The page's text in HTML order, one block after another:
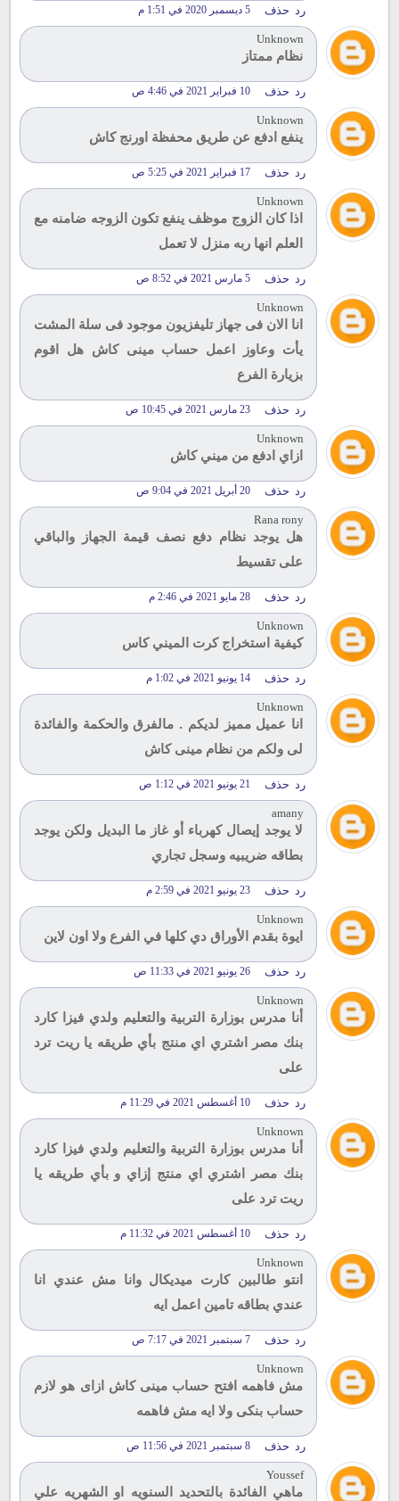
5 ديسمبر 2020 في 1:51 م رد حذف
Unknown
10 فبراير 2021 في 4:46 ص
نظام ممتاز
رد حذف
Unknown
17 فبراير 2021 في 5:25 ص
ينفع ادفع عن طريق محفظة اورنج كاش
رد حذف
Unknown
5 مارس 2021 في 8:52 ص
اذا كان الزوج موظف ينفع تكون الزوجه ضامنه مع
العلم انها ربه منزل لا تعمل
رد حذف
Unknown
23 مارس 2021 في 10:45 ص
انا الان فى جهاز تليفزيون موجود فى سلة المشت
يأت وعاوز اعمل حساب مينى كاش هل اقوم
بزيارة الفرع
رد حذف
Unknown
20 أبريل 2021 في 9:04 ص
ازاي ادفع من ميني كاش
رد حذف
Rana rony
28 مايو 2021 في 2:46 م
هل يوجد نظام دفع نصف قيمة الجهاز والباقي
على تقسيط
رد حذف
Unknown
14 يونيو 2021 في 1:02 م
كيفية استخراج كرت الميني كاس
رد حذف
Unknown
21 يونيو 2021 في 1:12 ص
انا عميل مميز لديكم . مالفرق والحكمة والفائدة
لى ولكم من نظام مينى كاش
رد حذف
amany
23 يونيو 2021 في 2:59 م
لا يوجد إيصال كهرباء أو غاز ما البديل ولكن يوجد
بطاقه ضريبيه وسجل تجاري
رد حذف
Unknown
26 يونيو 2021 في 11:33 ص
ايوة بقدم الأوراق دي كلها في الفرع ولا اون لاين
رد حذف
Unknown
10 أغسطس 2021 في 11:29 م
أنا مدرس بوزارة التربية والتعليم ولدي فيزا كارد
بنك مصر اشتري اي منتج بأي طريقه يا ريت ترد
على
رد حذف
Unknown
10 أغسطس 2021 في 11:32 م
أنا مدرس بوزارة التربية والتعليم ولدي فيزا كارد
بنك مصر اشتري اي منتج إزاي و بأي طريقه يا
ريت ترد على
رد حذف
Unknown
7 سبتمبر 2021 في 7:17 ص
انتو طالبين كارت ميديكال وانا مش عندي انا
عندي بطاقه تامين اعمل ايه
رد حذف
Unknown
8 سبتمبر 2021 في 11:56 ص
مش فاهمه افتح حساب مينى كاش ازاى هو لازم
حساب بنكى ولا ايه مش فاهمه
رد حذف
Youssef
ماهي الفائدة بالتحديد السنويه او الشهريه علي